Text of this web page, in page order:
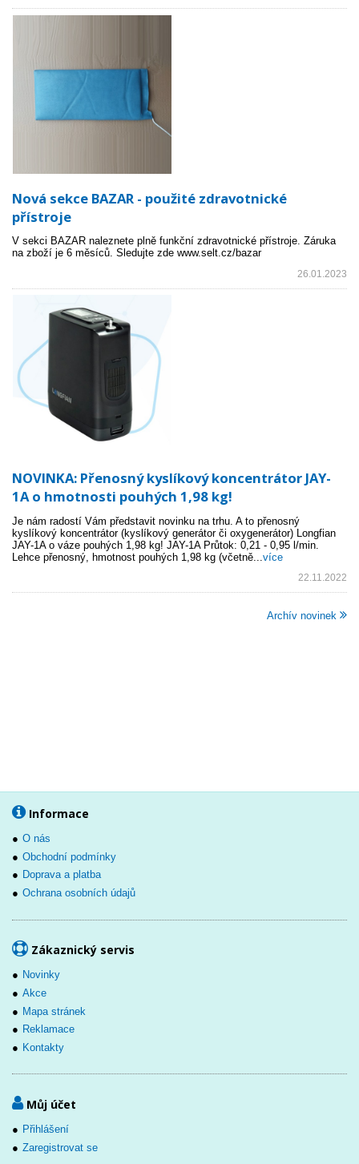
Nová sekce BAZAR - použité zdravotnické
přístroje
V sekci BAZAR naleznete plně funkční zdravotnické přístroje. Záruka
na zboží je 6 měsíců. Sledujte zde www.selt.cz/bazar
26.01.2023
NOVINKA: Přenosný kyslíkový koncentrátor JAY-
1A o hmotnosti pouhých 1,98 kg!
Je nám radostí Vám představit novinku na trhu. A to přenosný
kyslíkový koncentrátor (kyslíkový generátor či oxygenerátor) Longfian
JAY-1A o váze pouhých 1,98 kg! JAY-1A Průtok: 0,21 - 0,95 l/min.
Lehce přenosný, hmotnost pouhých 1,98 kg (včetně... více
22.11.2022
Archív novinek
Informace
O nás
Obchodní podmínky
Doprava a platba
Ochrana osobních údajů
Zákaznický servis
Novinky
Akce
Mapa stránek
Reklamace
Kontakty
Můj účet
Přihlášení
Zaregistrovat se